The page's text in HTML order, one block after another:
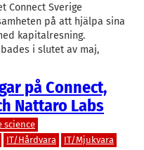
Connect Sverige
på att hjälpa sina
kapitalresning.
i slutet av maj,
på Connect,
Nattaro Labs
science
IT/Hårdvara
IT/Mjukvara